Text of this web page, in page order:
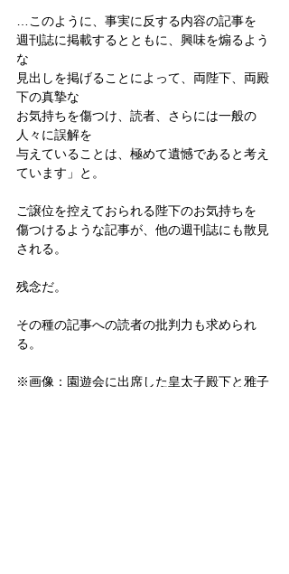
…このように、事実に反する内容の記事を
週刊誌に掲載するとともに、興味を煽るよう
な
見出しを掲げることによって、両陛下、両殿
下の真摯な
お気持ちを傷つけ、読者、さらには一般の
人々に誤解を
与えていることは、極めて遺憾であると考え
ています」と。
ご譲位を控えておられる陛下のお気持ちを
傷つけるような記事が、他の週刊誌にも散見
される。
残念だ。
その種の記事への読者の批判力も求められ
る。
※画像：園遊会に出席した皇太子殿下と雅子